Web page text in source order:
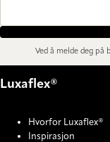
Ved å melde deg på
Luxaflex®
Hvorfor Luxaflex®
Inspirasjon